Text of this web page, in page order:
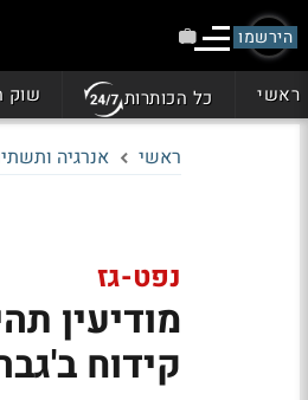
הירשמו
ראשי כל הכותרות שוק
ראשי אנרגיה
נפט-גז
מודיעין
קידוח